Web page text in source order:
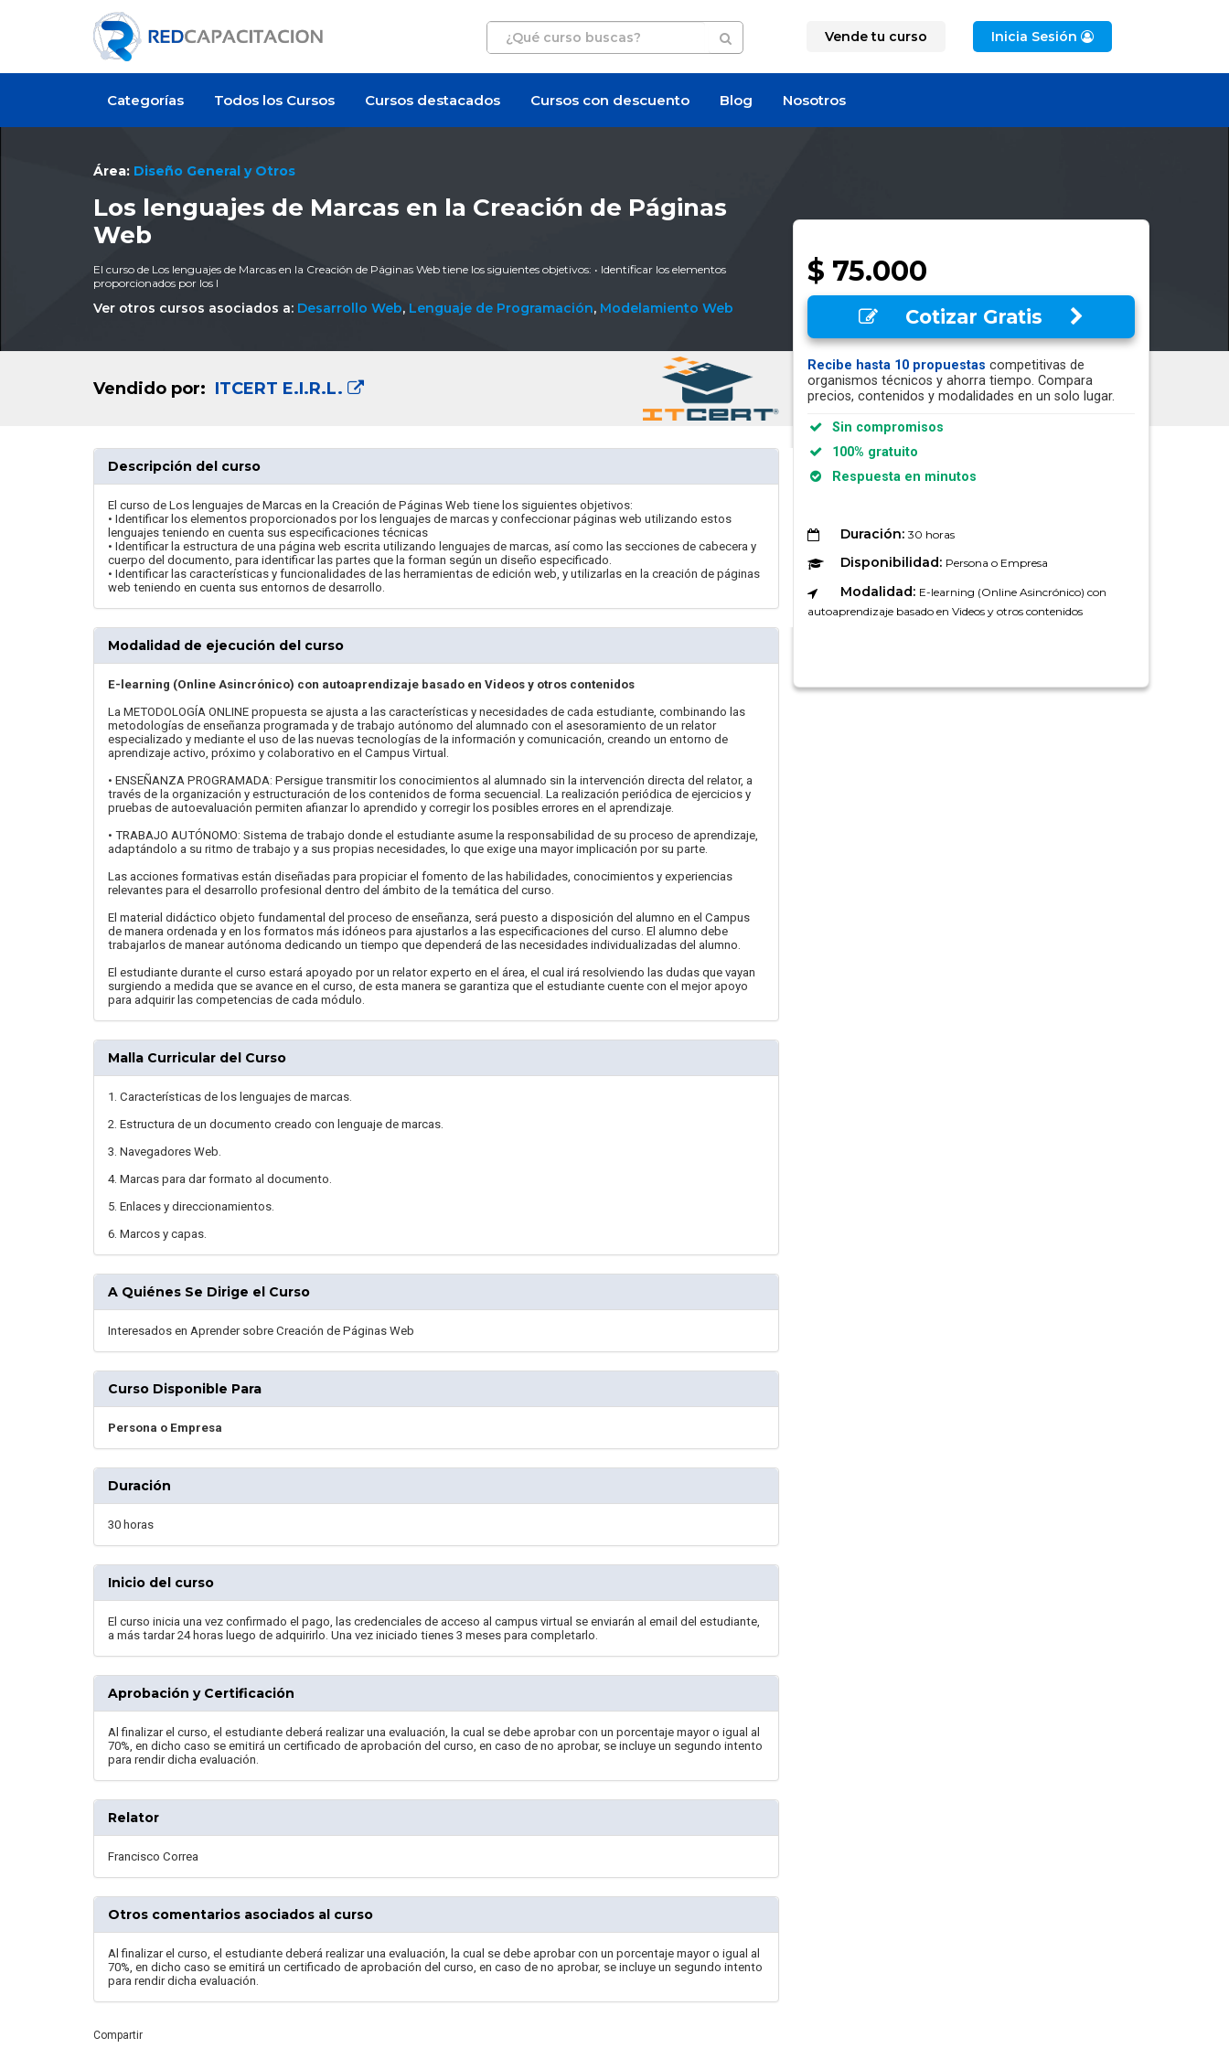
Vende tu curso Inicia Sesión
Categorías Todos los Cursos Cursos destacados Cursos con descuento Blog Nosotros
Área: Diseño General y Otros
Los lenguajes de Marcas en la Creación de Páginas
Web
El curso de Los lenguajes de Marcas en la Creación de Páginas Web tiene los siguientes objetivos: • Identificar los elementos
proporcionados por los l
Ver otros cursos asociados a: Desarrollo Web, Lenguaje de Programación, Modelamiento Web
Vendido por: ITCERT E.I.R.L.
$ 75.000
Cotizar Gratis
Recibe hasta 10 propuestas competitivas de
organismos técnicos y ahorra tiempo. Compara
precios, contenidos y modalidades en un solo lugar.
Sin compromisos
100% gratuito
Respuesta en minutos
Duración: 30 horas
Disponibilidad: Persona o Empresa
Modalidad: E-learning (Online Asincrónico) con
autoaprendizaje basado en Videos y otros contenidos
Descripción del curso
El curso de Los lenguajes de Marcas en la Creación de Páginas Web tiene los siguientes objetivos:
• Identificar los elementos proporcionados por los lenguajes de marcas y confeccionar páginas web utilizando estos
lenguajes teniendo en cuenta sus especificaciones técnicas
• Identificar la estructura de una página web escrita utilizando lenguajes de marcas, así como las secciones de cabecera y
cuerpo del documento, para identificar las partes que la forman según un diseño especificado.
• Identificar las características y funcionalidades de las herramientas de edición web, y utilizarlas en la creación de páginas
web teniendo en cuenta sus entornos de desarrollo.
Modalidad de ejecución del curso
E-learning (Online Asincrónico) con autoaprendizaje basado en Videos y otros contenidos
La METODOLOGÍA ONLINE propuesta se ajusta a las características y necesidades de cada estudiante, combinando las
metodologías de enseñanza programada y de trabajo autónomo del alumnado con el asesoramiento de un relator
especializado y mediante el uso de las nuevas tecnologías de la información y comunicación, creando un entorno de
aprendizaje activo, próximo y colaborativo en el Campus Virtual.
• ENSEÑANZA PROGRAMADA: Persigue transmitir los conocimientos al alumnado sin la intervención directa del relator, a
través de la organización y estructuración de los contenidos de forma secuencial. La realización periódica de ejercicios y
pruebas de autoevaluación permiten afianzar lo aprendido y corregir los posibles errores en el aprendizaje.
• TRABAJO AUTÓNOMO: Sistema de trabajo donde el estudiante asume la responsabilidad de su proceso de aprendizaje,
adaptándolo a su ritmo de trabajo y a sus propias necesidades, lo que exige una mayor implicación por su parte.
Las acciones formativas están diseñadas para propiciar el fomento de las habilidades, conocimientos y experiencias
relevantes para el desarrollo profesional dentro del ámbito de la temática del curso.
El material didáctico objeto fundamental del proceso de enseñanza, será puesto a disposición del alumno en el Campus
de manera ordenada y en los formatos más idóneos para ajustarlos a las especificaciones del curso. El alumno debe
trabajarlos de manear autónoma dedicando un tiempo que dependerá de las necesidades individualizadas del alumno.
El estudiante durante el curso estará apoyado por un relator experto en el área, el cual irá resolviendo las dudas que vayan
surgiendo a medida que se avance en el curso, de esta manera se garantiza que el estudiante cuente con el mejor apoyo
para adquirir las competencias de cada módulo.
Malla Curricular del Curso
1. Características de los lenguajes de marcas.
2. Estructura de un documento creado con lenguaje de marcas.
3. Navegadores Web.
4. Marcas para dar formato al documento.
5. Enlaces y direccionamientos.
6. Marcos y capas.
A Quiénes Se Dirige el Curso
Interesados en Aprender sobre Creación de Páginas Web
Curso Disponible Para
Persona o Empresa
Duración
30 horas
Inicio del curso
El curso inicia una vez confirmado el pago, las credenciales de acceso al campus virtual se enviarán al email del estudiante,
a más tardar 24 horas luego de adquirirlo. Una vez iniciado tienes 3 meses para completarlo.
Aprobación y Certificación
Al finalizar el curso, el estudiante deberá realizar una evaluación, la cual se debe aprobar con un porcentaje mayor o igual al
70%, en dicho caso se emitirá un certificado de aprobación del curso, en caso de no aprobar, se incluye un segundo intento
para rendir dicha evaluación.
Relator
Francisco Correa
Otros comentarios asociados al curso
Al finalizar el curso, el estudiante deberá realizar una evaluación, la cual se debe aprobar con un porcentaje mayor o igual al
70%, en dicho caso se emitirá un certificado de aprobación del curso, en caso de no aprobar, se incluye un segundo intento
para rendir dicha evaluación.
Compartir